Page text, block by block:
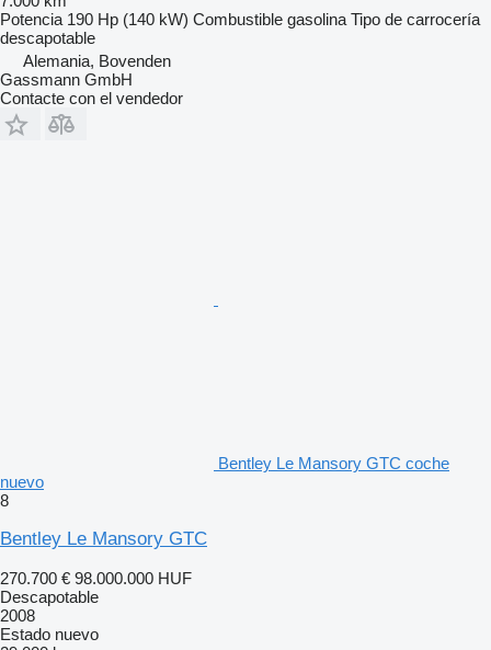
Potencia 190 Hp (140 kW) Combustible gasolina Tipo de carrocería
descapotable
Alemania, Bovenden
Gassmann GmbH
Contacte con el vendedor
Bentley Le Mansory GTC coche
nuevo
8
Bentley Le Mansory GTC
270.700 € 98.000.000 HUF
Descapotable
2008
Estado nuevo